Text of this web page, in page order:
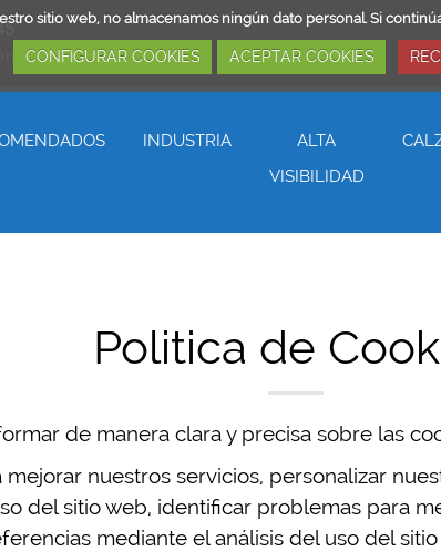
sitio web, no almacenamos ningún dato personal. Si
CONFIGURAR COOKIES ACEPTAR COOKIES
INDUSTRIA
ALTA
VISIBILIDAD
Politica de
de manera clara y precisa sobre las
nuestros servicios, personalizar
del sitio web, identificar problemas para
mediante el análisis del uso del sitio